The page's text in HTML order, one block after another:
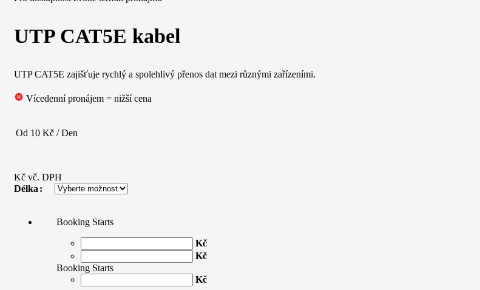
UTP CAT5E kabel
UTP CAT5E zajišťuje rychlý a spolehlivý přenos dat mezi různými zařízeními.
Vícedenní pronájem = nižší cena
Od 10 Kč / Den
Kč vč. DPH
Délka
Booking Starts
Kč
Kč
Booking Starts
Kč